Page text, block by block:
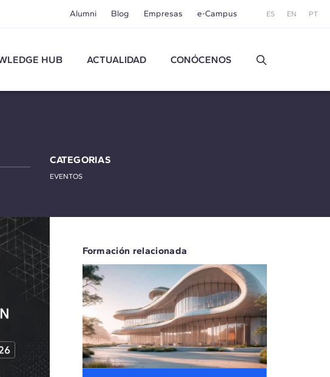
Alumni Blog Empresas e-Campus ES EN PT
HUB ACTUALIDAD CONÓCENOS
CATEGORIAS
EVENTOS
Formación relacionada